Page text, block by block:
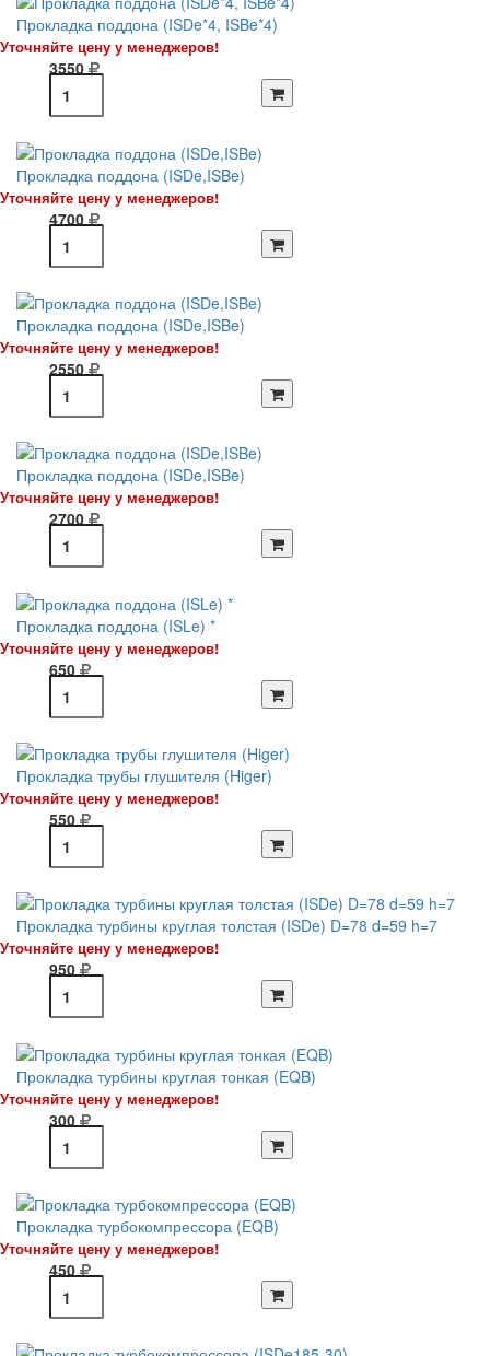
Прокладка поддона (ISDe*4, ISBe*4)
Уточняйте цену у менеджеров!
3550
Прокладка поддона (ISDe,ISBe)
Уточняйте цену у менеджеров!
4700
Прокладка поддона (ISDe,ISBe)
Уточняйте цену у менеджеров!
2550
Прокладка поддона (ISDe,ISBe)
Уточняйте цену у менеджеров!
2700
Прокладка поддона (ISLe) *
Уточняйте цену у менеджеров!
650
Прокладка трубы глушителя (Higer)
Уточняйте цену у менеджеров!
550
Прокладка турбины круглая толстая (ISDe) D=78 d=59 h=7
Уточняйте цену у менеджеров!
950
Прокладка турбины круглая тонкая (EQB)
Уточняйте цену у менеджеров!
300
Прокладка турбокомпрессора (EQB)
Уточняйте цену у менеджеров!
450